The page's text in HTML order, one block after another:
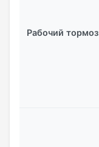
Рабочий тормоз